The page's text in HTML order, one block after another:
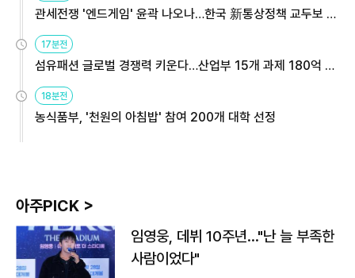
관세전쟁 '엔드게임' 윤곽 나오나…한국 新통상정책 교두보 활
용해야
17분전
섬유패션 글로벌 경쟁력 키운다…산업부 15개 과제 180억 지
원
18분전
농식품부, '천원의 아침밥' 참여 200개 대학 선정
아주PICK >
임영웅, 데뷔 10주년…"난 늘 부족한
사람이었다"